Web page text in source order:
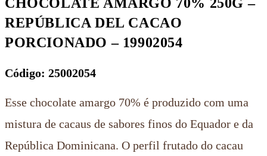
REPÚBLICA DEL CACAO
PORCIONADO – 19902054
Código: 25002054
Esse chocolate amargo 70% é produzido com uma
mistura de cacaus de sabores finos do Equador e da
República Dominicana. O perfil frutado do cacau